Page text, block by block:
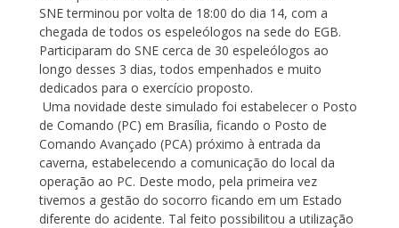
SNE terminou por volta de 18:00 do dia 14, com a
chegada de todos os espeleólogos na sede do EGB.
Participaram do SNE cerca de 30 espeleólogos ao
longo desses 3 dias, todos empenhados e muito
dedicados para o exercício proposto.
Uma novidade deste simulado foi estabelecer o Posto
de Comando (PC) em Brasília, ficando o Posto de
Comando Avançado (PCA) próximo à entrada da
caverna, estabelecendo a comunicação do local da
operação ao PC. Deste modo, pela primeira vez
tivemos a gestão do socorro ficando em um Estado
diferente do acidente. Tal feito possibilitou a utilização